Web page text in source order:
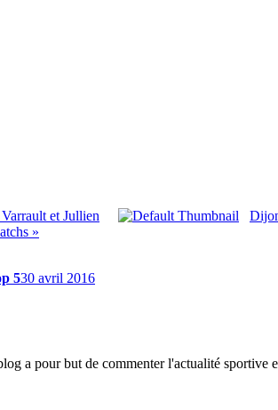
et Jullien
»
530 avril 2016
a pour but de commenter l'actualité sportive